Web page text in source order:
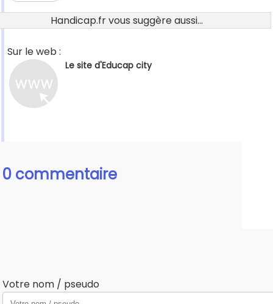
Handicap.fr vous suggère aussi...
Sur le web :
Le site d'Educap city
0 commentaire
Votre nom / pseudo